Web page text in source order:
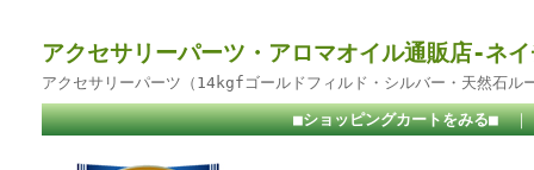
アクセサリーパーツ・アロマオイル通販店-ネ
アクセサリーパーツ（14kgfゴールドフィルド・シルバー・天然石ル
■ショッピングカートをみる■